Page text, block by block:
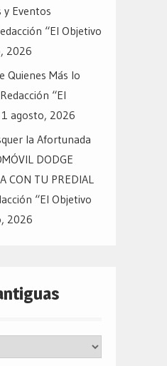
y Eventos
“El Objetivo
2026
Quienes Más lo
“El
1 agosto, 2026
la Afortunada
DODGE
CON TU PREDIAL
“El Objetivo
2026